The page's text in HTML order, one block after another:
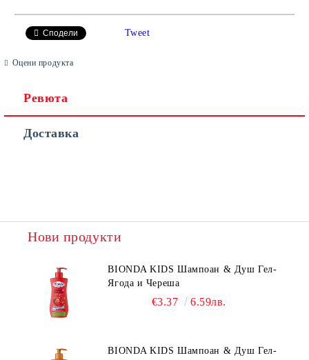
Сподели Tweet
Оцени продукта
Ревюта
Доставка
Нови продукти
BIONDA KIDS Шампоан & Душ Гел-
Ягода и Череша
€3.37 6.59лв.
BIONDA KIDS Шампоан & Душ Гел-